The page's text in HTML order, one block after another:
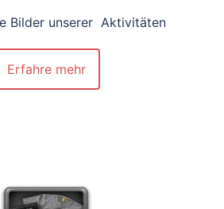
Bilder unserer Aktivitäten
Erfahre mehr